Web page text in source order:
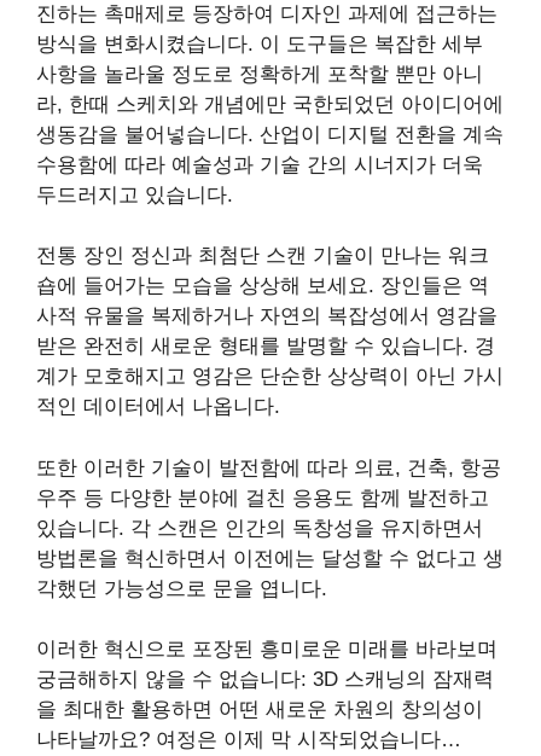
진하는 촉매제로 등장하여 디자인 과제에 접근하는
방식을 변화시켰습니다. 이 도구들은 복잡한 세부
사항을 놀라울 정도로 정확하게 포착할 뿐만 아니
라, 한때 스케치와 개념에만 국한되었던 아이디어에
생동감을 불어넣습니다. 산업이 디지털 전환을 계속
수용함에 따라 예술성과 기술 간의 시너지가 더욱
두드러지고 있습니다.
전통 장인 정신과 최첨단 스캔 기술이 만나는 워크
숍에 들어가는 모습을 상상해 보세요. 장인들은 역
사적 유물을 복제하거나 자연의 복잡성에서 영감을
받은 완전히 새로운 형태를 발명할 수 있습니다. 경
계가 모호해지고 영감은 단순한 상상력이 아닌 가시
적인 데이터에서 나옵니다.
또한 이러한 기술이 발전함에 따라 의료, 건축, 항공
우주 등 다양한 분야에 걸친 응용도 함께 발전하고
있습니다. 각 스캔은 인간의 독창성을 유지하면서
방법론을 혁신하면서 이전에는 달성할 수 없다고 생
각했던 가능성으로 문을 엽니다.
이러한 혁신으로 포장된 흥미로운 미래를 바라보며
궁금해하지 않을 수 없습니다: 3D 스캐닝의 잠재력
을 최대한 활용하면 어떤 새로운 차원의 창의성이
나타날까요? 여정은 이제 막 시작되었습니다…